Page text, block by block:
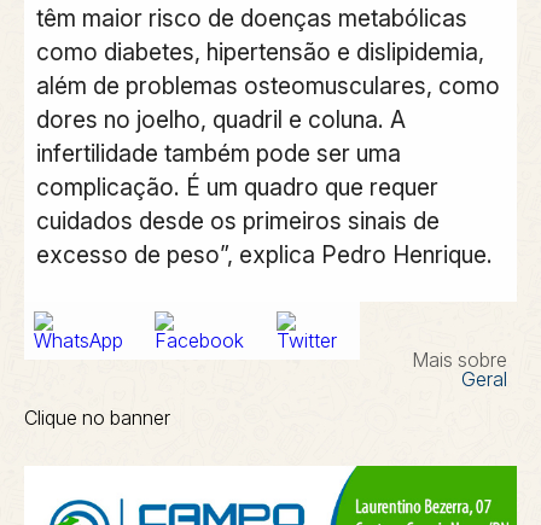
têm maior risco de doenças metabólicas
como diabetes, hipertensão e dislipidemia,
além de problemas osteomusculares, como
dores no joelho, quadril e coluna. A
infertilidade também pode ser uma
complicação. É um quadro que requer
cuidados desde os primeiros sinais de
excesso de peso”, explica Pedro Henrique.
Mais sobre
Geral
Clique no banner